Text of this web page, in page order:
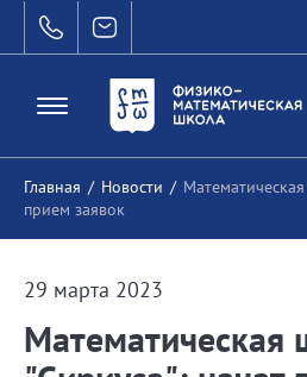
Главная / Новости /
прием заявок
29 марта 2023
Математическая